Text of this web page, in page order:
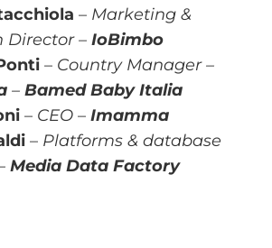
– Marketing &
Director – IoBimbo
– Country Manager –
– Bamed Baby Italia
– CEO – Imamma
– Platforms & database
Media Data Factory